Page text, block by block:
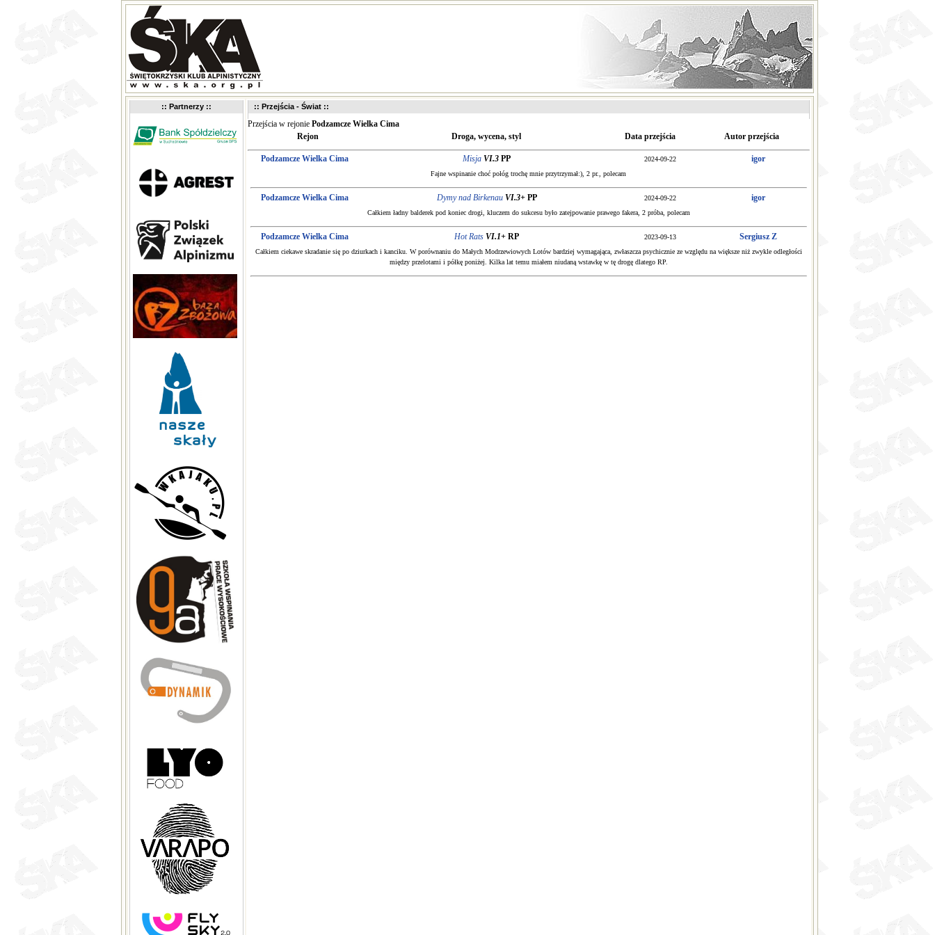
:: Partnerzy :: :: Przejścia - Świat ::
Przejścia w rejonie Podzamcze Wielka Cima
Rejon
Droga, wycena, styl Data przejścia Autor przejścia
Podzamcze Wielka Cima Misja VI.3 PP 2024-09-22 igor
Fajne wspinanie choć połóg trochę mnie przytrzymał:), 2 pr., polecam
Podzamcze Wielka Cima Dymy nad Birkenau VI.3+ PP 2024-09-22 igor
Całkiem ładny balderek pod koniec drogi, kluczem do sukcesu było zatejpowanie prawego fakera, 2 próba, polecam
Podzamcze Wielka Cima Hot Rats VI.1+ RP 2023-09-13 Sergiusz Z
Całkiem ciekawe skradanie się po dziurkach i kanciku. W porównaniu do Małych Modrzewiowych Lotów bardziej wymagająca, zwłaszcza psychicznie ze względu na większe niż zwykle odległości
między przelotami i półkę poniżej. Kilka lat temu miałem niudaną wstawkę w tę drogę dlatego RP.